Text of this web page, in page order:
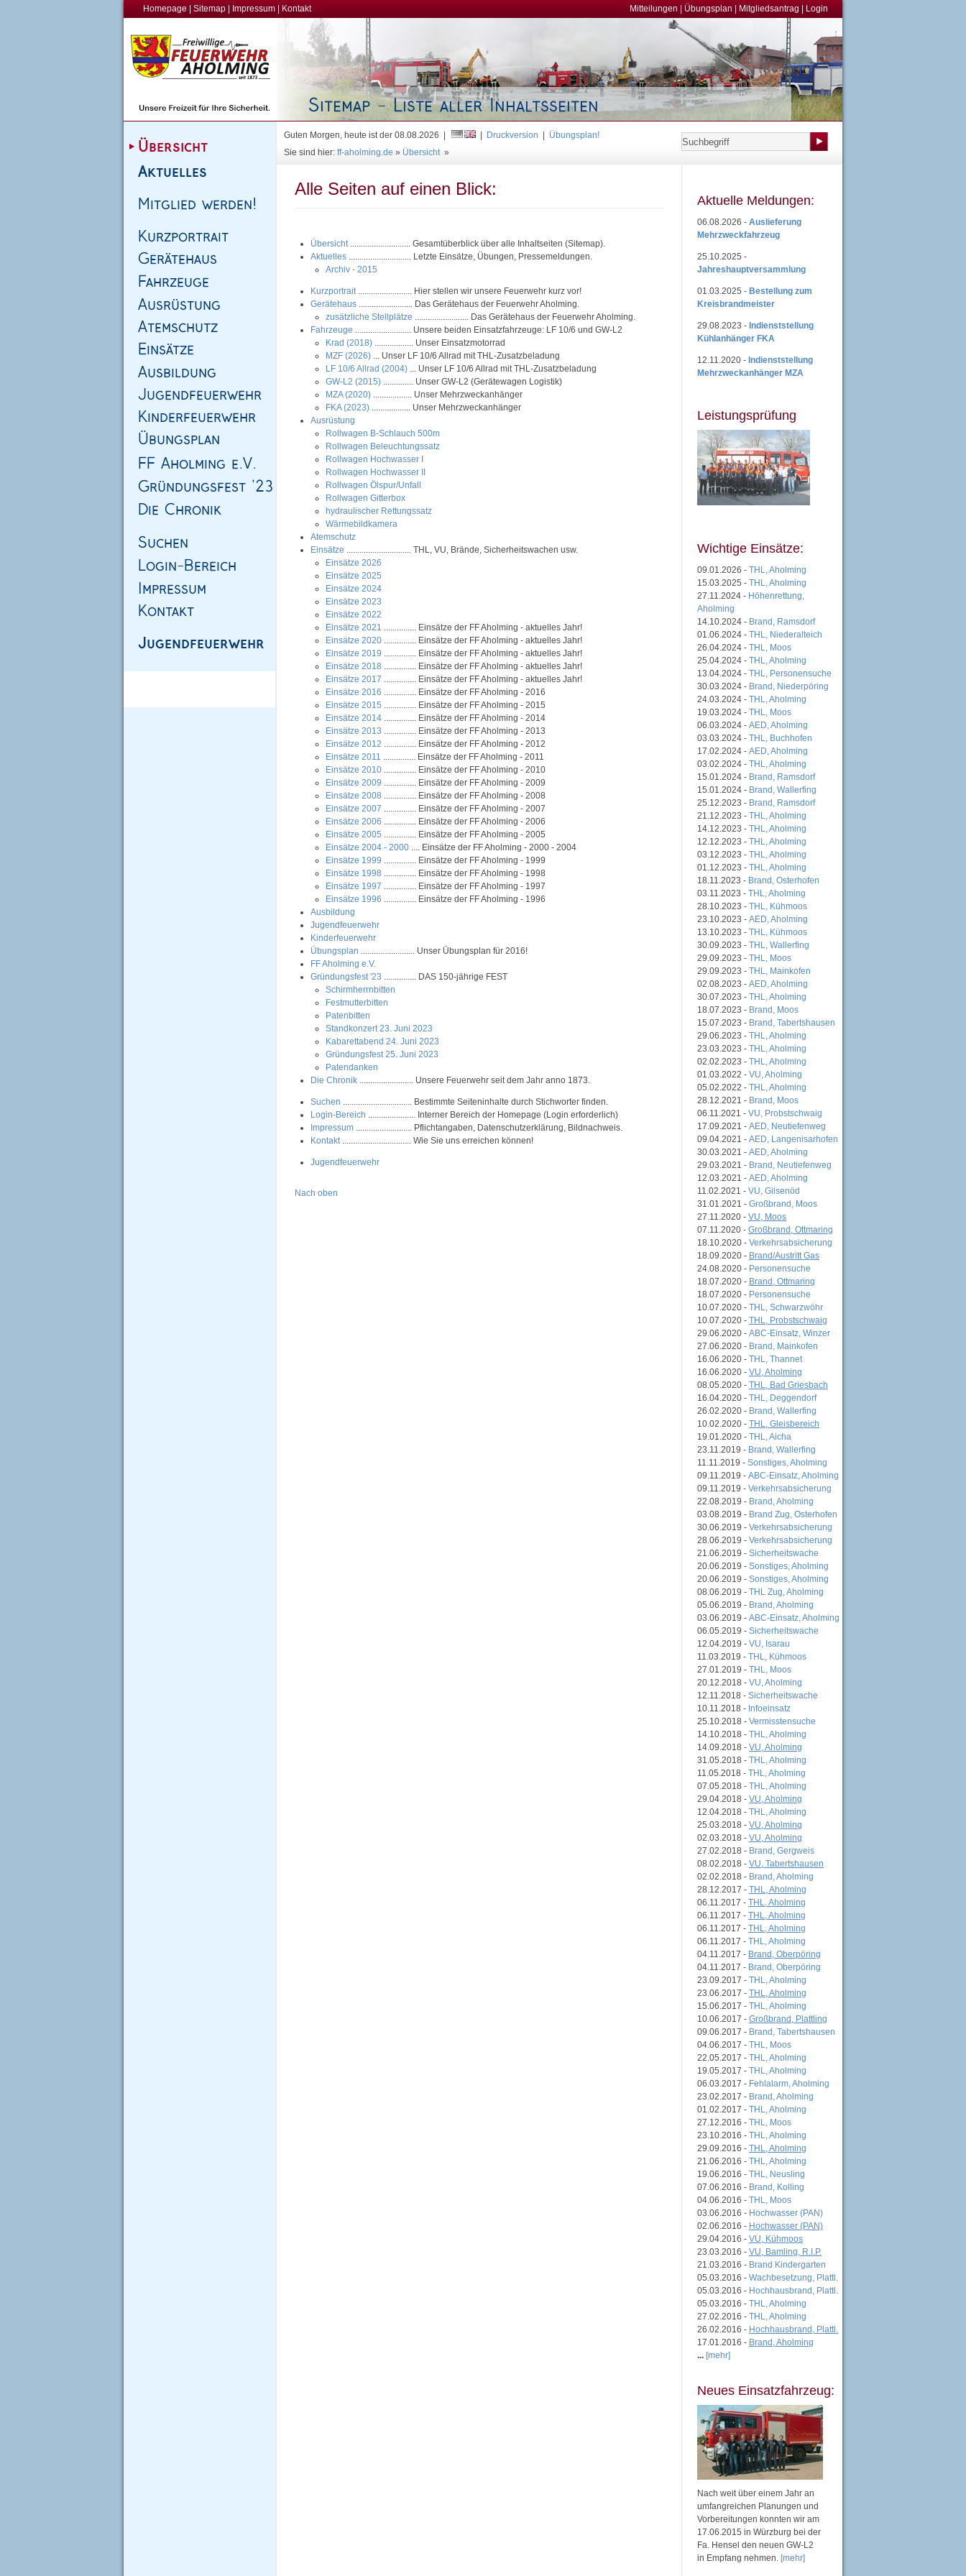
Homepage Sitemap Impressum Kontakt Mitteilungen Übungsplan Mitgliedsantrag Login
Guten Morgen, heute ist der 08.08.2026 | Druckversion
Übungsplan!
Sie sind hier: ff-aholming.de » Übersicht»
Alle Seiten auf einen Blick:
Übersicht............................ Gesamtüberblick über alle Inhaltseiten (Sitemap).
Aktuelles............................. Letzte Einsätze, Übungen, Pressemeldungen.
Archiv - 2015
Kurzportrait......................... Hier stellen wir unsere Feuerwehr kurz vor!
Gerätehaus......................... Das Gerätehaus der Feuerwehr Aholming.
zusätzliche Stellplätze ......................... Das Gerätehaus der Feuerwehr Aholming.
Fahrzeuge .......................... Unsere beiden Einsatzfahrzeuge: LF 10/6 und GW-L2
Krad (2018) .................. Unser Einsatzmotorrad
MZF (2026) ... Unser LF 10/6 Allrad mit THL-Zusatzbeladung
LF 10/6 Allrad (2004) ... Unser LF 10/6 Allrad mit THL-Zusatzbeladung
GW-L2 (2015) .............. Unser GW-L2 (Gerätewagen Logistik)
MZA (2020) .................. Unser Mehrzweckanhänger
FKA (2023) .................. Unser Mehrzweckanhänger
Ausrüstung
Rollwagen B-Schlauch 500m
Rollwagen Beleuchtungssatz
Rollwagen Hochwasser I
Rollwagen Hochwasser II
Rollwagen Ölspur/Unfall
Rollwagen Gitterbox
hydraulischer Rettungssatz
Wärmebildkamera
Atemschutz
Einsätze .............................. THL, VU, Brände, Sicherheitswachen usw.
Einsätze 2026
Einsätze 2025
Einsätze 2024
Einsätze 2023
Einsätze 2022
Einsätze 2021 ............... Einsätze der FF Aholming - aktuelles Jahr!
Einsätze 2020 ............... Einsätze der FF Aholming - aktuelles Jahr!
Einsätze 2019 ............... Einsätze der FF Aholming - aktuelles Jahr!
Einsätze 2018 ............... Einsätze der FF Aholming - aktuelles Jahr!
Einsätze 2017 ............... Einsätze der FF Aholming - aktuelles Jahr!
Einsätze 2016 ............... Einsätze der FF Aholming - 2016
Einsätze 2015 ............... Einsätze der FF Aholming - 2015
Einsätze 2014 ............... Einsätze der FF Aholming - 2014
Einsätze 2013 ............... Einsätze der FF Aholming - 2013
Einsätze 2012 ............... Einsätze der FF Aholming - 2012
Einsätze 2011 ............... Einsätze der FF Aholming - 2011
Einsätze 2010 ............... Einsätze der FF Aholming - 2010
Einsätze 2009 ............... Einsätze der FF Aholming - 2009
Einsätze 2008 ............... Einsätze der FF Aholming - 2008
Einsätze 2007 ............... Einsätze der FF Aholming - 2007
Einsätze 2006 ............... Einsätze der FF Aholming - 2006
Einsätze 2005 ............... Einsätze der FF Aholming - 2005
Einsätze 2004 - 2000 .... Einsätze der FF Aholming - 2000 - 2004
Einsätze 1999 ............... Einsätze der FF Aholming - 1999
Einsätze 1998 ............... Einsätze der FF Aholming - 1998
Einsätze 1997 ............... Einsätze der FF Aholming - 1997
Einsätze 1996 ............... Einsätze der FF Aholming - 1996
Ausbildung
Jugendfeuerwehr
Kinderfeuerwehr
Übungsplan ......................... Unser Übungsplan für 2016!
FF Aholming e.V.
Gründungsfest '23 ............... DAS 150-jährige FEST
Schirmherrnbitten
Festmutterbitten
Patenbitten
Standkonzert 23. Juni 2023
Kabarettabend 24. Juni 2023
Gründungsfest 25. Juni 2023
Patendanken
Die Chronik......................... Unsere Feuerwehr seit dem Jahr anno 1873.
Suchen ................................ Bestimmte Seiteninhalte durch Stichworter finden.
Login-Bereich ...................... Interner Bereich der Homepage (Login erforderlich)
Impressum.......................... Pflichtangaben, Datenschutzerklärung, Bildnachweis.
Kontakt................................ Wie Sie uns erreichen können!
Jugendfeuerwehr
Nach oben
Aktuelle Meldungen:
06.08.2026 - Auslieferung
Mehrzweckfahrzeug
25.10.2025 -
Jahreshauptversammlung
01.03.2025 - Bestellung zum
Kreisbrandmeister
29.08.2023 - Indienststellung
Kühlanhänger FKA
12.11.2020 - Indienststellung
Mehrzweckanhänger MZA
Leistungsprüfung
Wichtige Einsätze:
09.01.2026 - THL, Aholming
15.03.2025 - THL, Aholming
27.11.2024 - Höhenrettung,
Aholming
14.10.2024 - Brand, Ramsdorf
01.06.2024 - THL, Niederalteich
26.04.2024 - THL, Moos
25.04.2024 - THL, Aholming
13.04.2024 - THL, Personensuche
30.03.2024 - Brand, Niederpöring
24.03.2024 - THL, Aholming
19.03.2024 - THL, Moos
06.03.2024 - AED, Aholming
03.03.2024 - THL, Buchhofen
17.02.2024 - AED, Aholming
03.02.2024 - THL, Aholming
15.01.2024 - Brand, Ramsdorf
15.01.2024 - Brand, Wallerfing
25.12.2023 - Brand, Ramsdorf
21.12.2023 - THL, Aholming
14.12.2023 - THL, Aholming
12.12.2023 - THL, Aholming
03.12.2023 - THL, Aholming
01.12.2023 - THL, Aholming
18.11.2023 - Brand, Osterhofen
03.11.2023 - THL, Aholming
28.10.2023 - THL, Kühmoos
23.10.2023 - AED, Aholming
13.10.2023 - THL, Kühmoos
30.09.2023 - THL, Wallerfing
29.09.2023 - THL, Moos
29.09.2023 - THL, Mainkofen
02.08.2023 - AED, Aholming
30.07.2023 - THL, Aholming
18.07.2023 - Brand, Moos
15.07.2023 - Brand, Tabertshausen
29.06.2023 - THL, Aholming
23.03.2023 - THL, Aholming
02.02.2023 - THL, Aholming
01.03.2022 - VU, Aholming
05.02.2022 - THL, Aholming
28.12.2021 - Brand, Moos
06.11.2021 - VU, Probstschwaig
17.09.2021 - AED, Neutiefenweg
09.04.2021 - AED, Langenisarhofen
30.03.2021 - AED, Aholming
29.03.2021 - Brand, Neutiefenweg
12.03.2021 - AED, Aholming
11.02.2021 - VU, Gilsenöd
31.01.2021 - Großbrand, Moos
27.11.2020 - VU, Moos
07.11.2020 - Großbrand, Ottmaring
18.10.2020 - Verkehrsabsicherung
18.09.2020 - Brand/Austritt Gas
24.08.2020 - Personensuche
18.07.2020 - Brand, Ottmaring
18.07.2020 - Personensuche
10.07.2020 - THL, Schwarzwöhr
10.07.2020 - THL, Probstschwaig
29.06.2020 - ABC-Einsatz, Winzer
27.06.2020 - Brand, Mainkofen
16.06.2020 - THL, Thannet
16.06.2020 - VU, Aholming
08.05.2020 - THL, Bad Griesbach
16.04.2020 - THL, Deggendorf
26.02.2020 - Brand, Wallerfing
10.02.2020 - THL, Gleisbereich
19.01.2020 - THL, Aicha
23.11.2019 - Brand, Wallerfing
11.11.2019 - Sonstiges, Aholming
09.11.2019 - ABC-Einsatz, Aholming
09.11.2019 - Verkehrsabsicherung
22.08.2019 - Brand, Aholming
03.08.2019 - Brand Zug, Osterhofen
30.06.2019 - Verkehrsabsicherung
28.06.2019 - Verkehrsabsicherung
21.06.2019 - Sicherheitswache
20.06.2019 - Sonstiges, Aholming
20.06.2019 - Sonstiges, Aholming
08.06.2019 - THL Zug, Aholming
05.06.2019 - Brand, Aholming
03.06.2019 - ABC-Einsatz, Aholming
06.05.2019 - Sicherheitswache
12.04.2019 - VU, Isarau
11.03.2019 - THL, Kühmoos
27.01.2019 - THL, Moos
20.12.2018 - VU, Aholming
12.11.2018 - Sicherheitswache
10.11.2018 - Infoeinsatz
25.10.2018 - Vermisstensuche
14.10.2018 - THL, Aholming
14.09.2018 - VU, Aholming
31.05.2018 - THL, Aholming
11.05.2018 - THL, Aholming
07.05.2018 - THL, Aholming
29.04.2018 - VU, Aholming
12.04.2018 - THL, Aholming
25.03.2018 - VU, Aholming
02.03.2018 - VU, Aholming
27.02.2018 - Brand, Gergweis
08.02.2018 - VU, Tabertshausen
02.02.2018 - Brand, Aholming
28.12.2017 - THL, Aholming
06.11.2017 - THL, Aholming
06.11.2017 - THL, Aholming
06.11.2017 - THL, Aholming
06.11.2017 - THL, Aholming
04.11.2017 - Brand, Oberpöring
04.11.2017 - Brand, Oberpöring
23.09.2017 - THL, Aholming
23.06.2017 - THL, Aholming
15.06.2017 - THL, Aholming
10.06.2017 - Großbrand, Plattling
09.06.2017 - Brand, Tabertshausen
04.06.2017 - THL, Moos
22.05.2017 - THL, Aholming
19.05.2017 - THL, Aholming
06.03.2017 - Fehlalarm, Aholming
23.02.2017 - Brand, Aholming
01.02.2017 - THL, Aholming
27.12.2016 - THL, Moos
23.10.2016 - THL, Aholming
29.09.2016 - THL, Aholming
21.06.2016 - THL, Aholming
19.06.2016 - THL, Neusling
07.06.2016 - Brand, Kolling
04.06.2016 - THL, Moos
03.06.2016 - Hochwasser (PAN)
02.06.2016 - Hochwasser (PAN)
29.04.2016 - VU, Kühmoos
23.03.2016 - VU, Bamling, R.I.P.
21.03.2016 - Brand Kindergarten
05.03.2016 - Wachbesetzung, Plattl.
05.03.2016 - Hochhausbrand, Plattl.
05.03.2016 - THL, Aholming
27.02.2016 - THL, Aholming
26.02.2016 - Hochhausbrand, Plattl.
17.01.2016 - Brand, Aholming
... [mehr]
Neues Einsatzfahrzeug:
Nach weit über einem Jahr an
umfangreichen Planungen und
Vorbereitungen konnten wir am
17.06.2015 in Würzburg bei der
Fa. Hensel den neuen GW-L2
in Empfang nehmen. [mehr]